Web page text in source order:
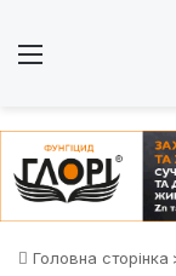
Головна сторінка